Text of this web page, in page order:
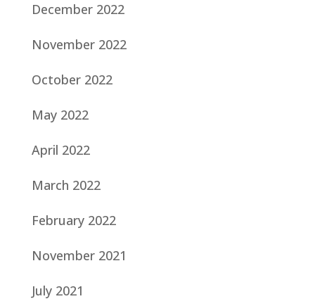
December 2022
November 2022
October 2022
May 2022
April 2022
March 2022
February 2022
November 2021
July 2021